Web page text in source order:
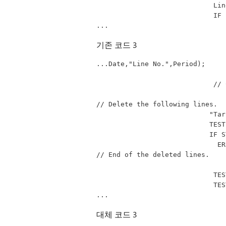
...
기존 코드 3
...Date,"Line No.",Period);
// Delete the following lines.
// End of the deleted lines.
...
대체 코드 3